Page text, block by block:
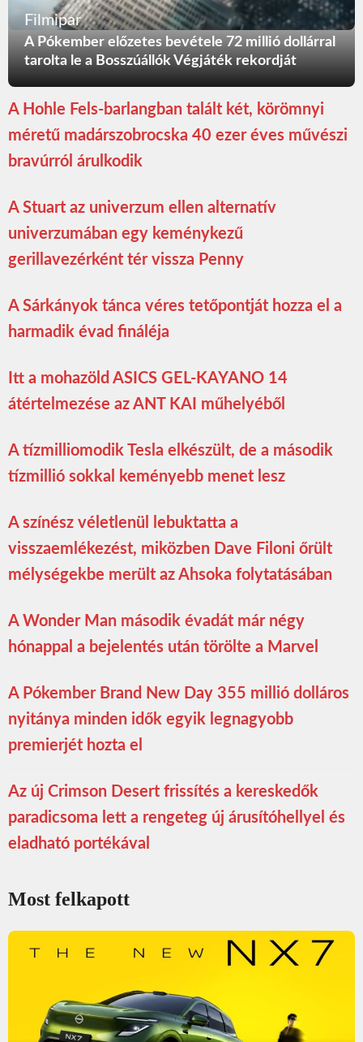
Filmipar
A Pókember előzetes bevétele 72 millió dollárral
tarolta le a Bosszúállók Végjáték rekordját
A Hohle Fels-barlangban talált két, körömnyi
méretű madárszobrocska 40 ezer éves művészi
bravúrról árulkodik
A Stuart az univerzum ellen alternatív
univerzumában egy keménykezű
gerillavezérként tér vissza Penny
A Sárkányok tánca véres tetőpontját hozza el a
harmadik évad fináléja
Itt a mohazöld ASICS GEL-KAYANO 14
átértelmezése az ANT KAI műhelyéből
A tízmilliomodik Tesla elkészült, de a második
tízmillió sokkal keményebb menet lesz
A színész véletlenül lebuktatta a
visszaemlékezést, miközben Dave Filoni őrült
mélységekbe merült az Ahsoka folytatásában
A Wonder Man második évadát már négy
hónappal a bejelentés után törölte a Marvel
A Pókember Brand New Day 355 millió dolláros
nyitánya minden idők egyik legnagyobb
premierjét hozta el
Az új Crimson Desert frissítés a kereskedők
paradicsoma lett a rengeteg új árusítóhellyel és
eladható portékával
Most felkapott